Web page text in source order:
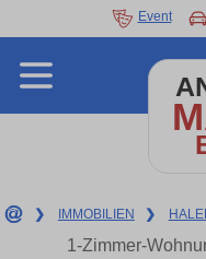
Event
❯ IMMOBILIEN ❯
1-Zimmer-